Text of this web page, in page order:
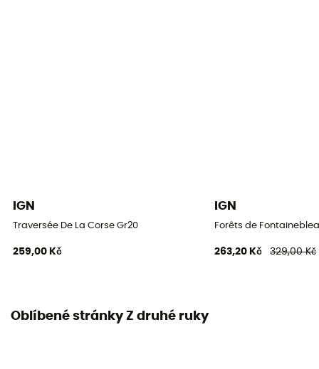
IGN
Traversée De La Corse Gr20
259,00 Kč
IGN
Forêts de
263,20 Kč 329,00 Kč
Oblíbené stránky Z druhé ruky